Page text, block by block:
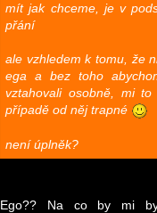
mít jak chceme, je v
přání
ale vzhledem k tomu, že
ega a bez toho
vztahovali osobně, mi
případě od něj trapné
není úplněk?
Ego?? Na co by mi